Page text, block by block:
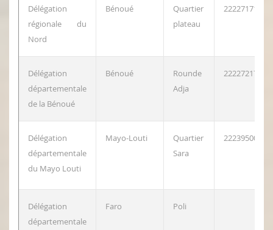
Délégation
régionale du
Nord
Bénoué
Quartier
plateau
222271716
Délégation
départementale
de la Bénoué
Bénoué
Rounde
Adja
222272174
Délégation
départementale
du Mayo Louti
Mayo-Louti
Quartier
Sara
222395002
Délégation
départementale
Faro Poli